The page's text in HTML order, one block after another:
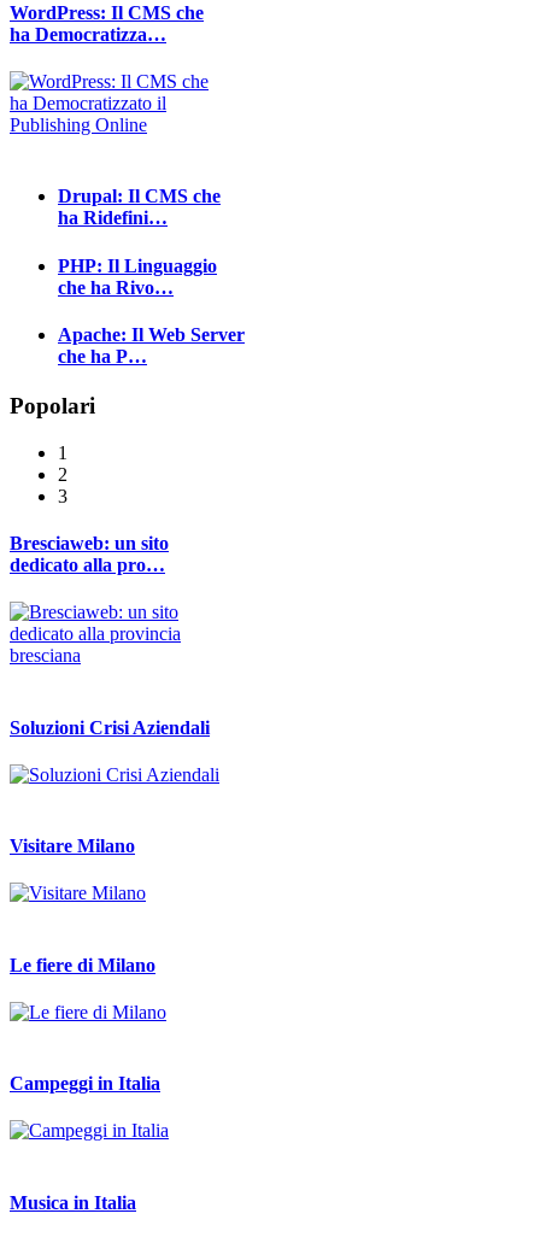
WordPress: Il CMS che
ha Democratizza…
Drupal: Il CMS che
ha Ridefini…
PHP: Il Linguaggio
che ha Rivo…
Apache: Il Web Server
che ha P…
Popolari
1
2
3
Bresciaweb: un sito
dedicato alla pro…
Soluzioni Crisi Aziendali
Visitare Milano
Le fiere di Milano
Campeggi in Italia
Musica in Italia